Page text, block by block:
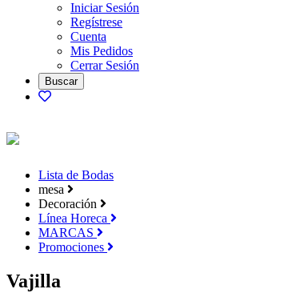
Iniciar Sesión
Regístrese
Cuenta
Mis Pedidos
Cerrar Sesión
Lista de Bodas
mesa
Decoración
Línea Horeca
MARCAS
Promociones
Vajilla